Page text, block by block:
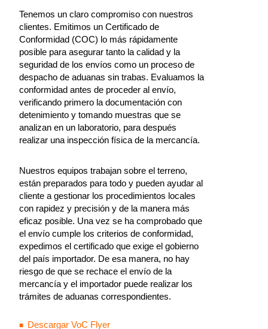
Tenemos un claro compromiso con nuestros
clientes. Emitimos un Certificado de
Conformidad (COC) lo más rápidamente
posible para asegurar tanto la calidad y la
seguridad de los envíos como un proceso de
despacho de aduanas sin trabas. Evaluamos la
conformidad antes de proceder al envío,
verificando primero la documentación con
detenimiento y tomando muestras que se
analizan en un laboratorio, para después
realizar una inspección física de la mercancía.
Nuestros equipos trabajan sobre el terreno,
están preparados para todo y pueden ayudar al
cliente a gestionar los procedimientos locales
con rapidez y precisión y de la manera más
eficaz posible. Una vez se ha comprobado que
el envío cumple los criterios de conformidad,
expedimos el certificado que exige el gobierno
del país importador. De esa manera, no hay
riesgo de que se rechace el envío de la
mercancía y el importador puede realizar los
trámites de aduanas correspondientes.
Descargar VoC Flyer